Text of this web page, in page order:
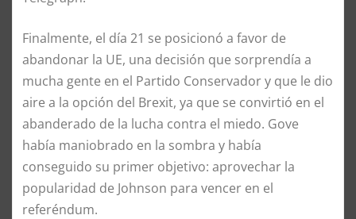
Finalmente, el día 21 se posicionó a favor de
abandonar la UE, una decisión que sorprendía a
mucha gente en el Partido Conservador y que le dio
aire a la opción del Brexit, ya que se convirtió en el
abanderado de la lucha contra el miedo. Gove
había maniobrado en la sombra y había
conseguido su primer objetivo: aprovechar la
popularidad de Johnson para vencer en el
referéndum.